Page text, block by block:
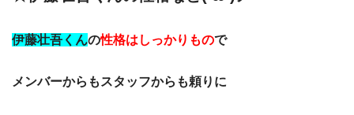
伊藤壮吾くんの性格はしっかりもので
メンバーからもスタッフからも頼りに